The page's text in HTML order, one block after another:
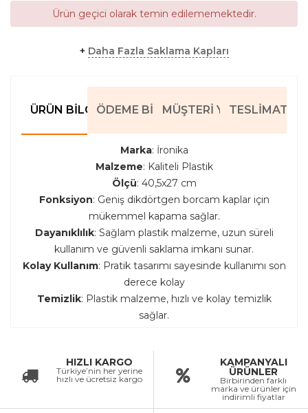
Ürün geçici olarak temin edilememektedir.
+ Daha Fazla Saklama Kapları
ÜRÜN BILGILERIÖDEME BILGILERIMÜŞTERI YORUMLARI
TESLIMAT
Marka: İronika
Malzeme: Kaliteli Plastik
Ölçü: 40,5x27 cm
Fonksiyon: Geniş dikdörtgen borcam kaplar için
mükemmel kapama sağlar.
Dayanıklılık: Sağlam plastik malzeme, uzun süreli
kullanım ve güvenli saklama imkanı sunar.
Kolay Kullanım: Pratik tasarımı sayesinde kullanımı son
derece kolay
Temizlik: Plastik malzeme, hızlı ve kolay temizlik
sağlar.
HIZLI KARGO
Türkiye’nin her yerine
hızlı ve ücretsiz kargo
KAMPANYALI
ÜRÜNLER
Birbirinden farklı
marka ve ürünler için
indirimli fiyatlar